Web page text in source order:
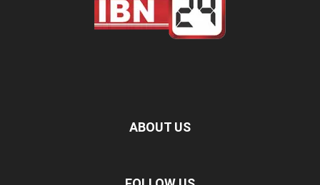
ABOUT US